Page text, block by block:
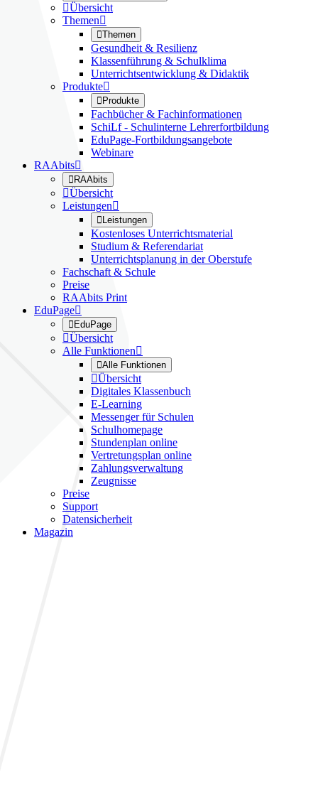
Übersicht
Themen
Themen
Gesundheit & Resilienz
Klassenführung & Schulklima
Unterrichtsentwicklung & Didaktik
Produkte
Produkte
Fachbücher & Fachinformationen
SchiLf - Schulinterne Lehrerfortbildung
EduPage-Fortbildungsangebote
Webinare
RAAbits
RAAbits
Übersicht
Leistungen
Leistungen
Kostenloses Unterrichtsmaterial
Studium & Referendariat
Unterrichtsplanung in der Oberstufe
Fachschaft & Schule
Preise
RAAbits Print
EduPage
EduPage
Übersicht
Alle Funktionen
Alle Funktionen
Übersicht
Digitales Klassenbuch
E-Learning
Messenger für Schulen
Schulhomepage
Stundenplan online
Vertretungsplan online
Zahlungsverwaltung
Zeugnisse
Preise
Support
Datensicherheit
Magazin